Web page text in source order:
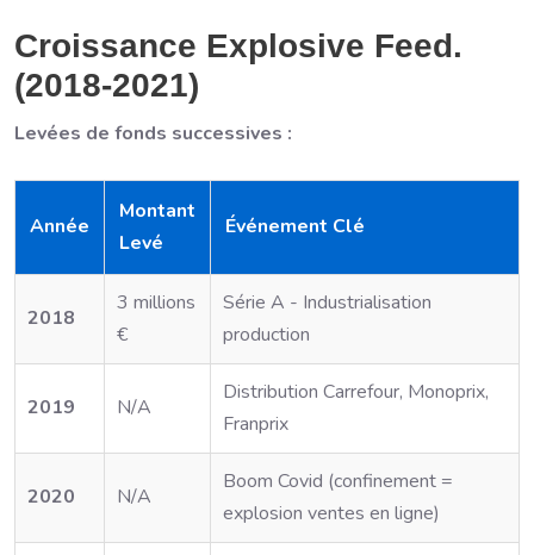
Croissance Explosive Feed.
(2018-2021)
Levées de fonds successives :
Année
Montant
Levé
Événement Clé
2018
3 millions
€
Série A - Industrialisation
production
2019 N/A
Distribution Carrefour, Monoprix,
Franprix
2020 N/A
Boom Covid (confinement =
explosion ventes en ligne)